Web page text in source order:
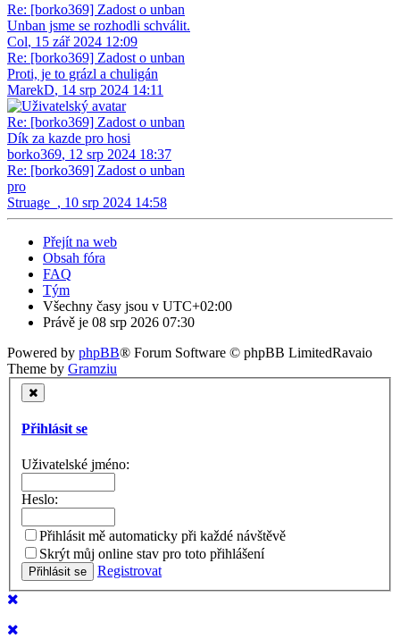
Re: [borko369] Zadost o unban
Unban jsme se rozhodli schválit.
Col, 15 zář 2024 12:09
Re: [borko369] Zadost o unban
Proti, je to grázl a chuligán
MarekD, 14 srp 2024 14:11
Re: [borko369] Zadost o unban
Dík za kazde pro hosi
borko369, 12 srp 2024 18:37
Re: [borko369] Zadost o unban
pro
Struage_ , 10 srp 2024 14:58
Přejít na web
Obsah fóra
FAQ
Tým
Všechny časy jsou v UTC+02:00
Právě je 08 srp 2026 07:30
Powered by phpBB® Forum Software © phpBB LimitedRavaio
Theme by Gramziu
Přihlásit se
Uživatelské jméno:
Heslo:
Přihlásit mě automaticky při každé návštěvě
Skrýt můj online stav pro toto přihlášení
Registrovat